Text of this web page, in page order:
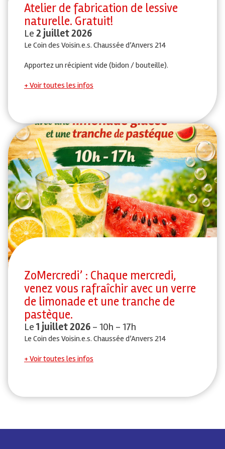
Atelier de fabrication de lessive
naturelle. Gratuit!
Le 2 juillet 2026
Le Coin des Voisin.e.s. Chaussée d’Anvers 214
Apportez un récipient vide (bidon / bouteille).
Voir toutes les infos
ZoMercredi’ : Chaque mercredi,
venez vous rafraîchir avec un verre
de limonade et une tranche de
pastèque.
Le 1 juillet 2026 - 10h - 17h
Le Coin des Voisin.e.s. Chaussée d’Anvers 214
Voir toutes les infos